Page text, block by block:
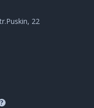
22
?